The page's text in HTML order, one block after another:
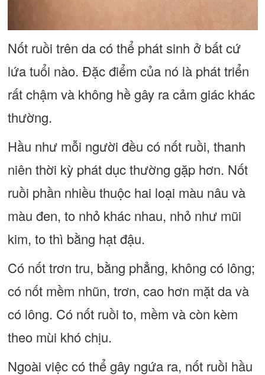
Nốt ruồi trên da có thể phát sinh ở bất cứ
lứa tuổi nào. Đặc điểm của nó là phát triển
rất chậm và không hề gây ra cảm giác khác
thường.
Hầu như mỗi người đều có nốt ruồi, thanh
niên thời kỳ phát dục thường gặp hơn. Nốt
ruồi phần nhiều thuộc hai loại màu nâu và
màu đen, to nhỏ khác nhau, nhỏ như mũi
kim, to thì bằng hạt đậu.
Có nốt trơn tru, bằng phẳng, không có lông;
có nốt mềm nhũn, trơn, cao hơn mặt da và
có lông. Có nốt ruồi to, mềm và còn kèm
theo mùi khó chịu.
Ngoài việc có thể gây ngứa ra, nốt ruồi hầu